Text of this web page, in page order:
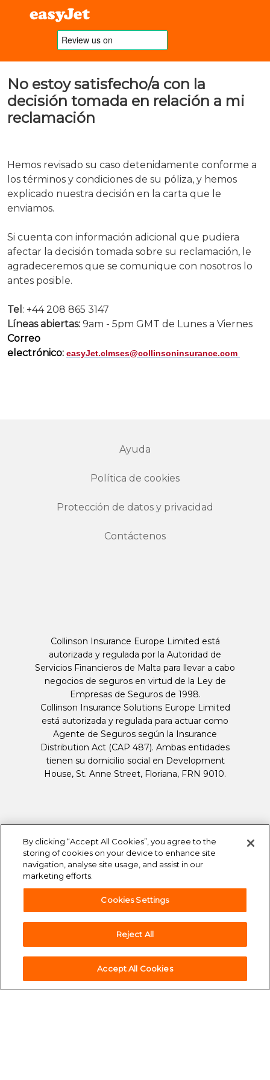
No estoy satisfecho/a con la
decisión tomada en relación a mi
reclamación
Hemos revisado su caso detenidamente conforme a
los términos y condiciones de su póliza, y hemos
explicado nuestra decisión en la carta que le
enviamos.
Si cuenta con información adicional que pudiera
afectar la decisión tomada sobre su reclamación, le
agradeceremos que se comunique con nosotros lo
antes posible.
Tel : +44 208 865 3147
Líneas abiertas: 9am - 5pm GMT de Lunes a Viernes
Correo
electrónico: easyJet.clmses@collinsoninsurance.com
Ayuda
Política de cookies
Protección de datos y privacidad
Contáctenos
Collinson Insurance Europe Limited está
autorizada y regulada por la Autoridad de
Servicios Financieros de Malta para llevar a cabo
negocios de seguros en virtud de la Ley de
Empresas de Seguros de 1998.
Collinson Insurance Solutions Europe Limited
está autorizada y regulada para actuar como
Agente de Seguros según la Insurance
Distribution Act (CAP 487). Ambas entidades
tienen su domicilio social en Development
House, St. Anne Street, Floriana, FRN 9010.
By clicking “Accept All Cookies”, you agree to the
storing of cookies on your device to enhance site
navigation, analyse site usage, and assist in our
marketing efforts.
Cookies Settings
Reject All
Accept All Cookies